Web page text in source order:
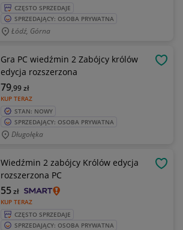
CZĘSTO SPRZEDAJE
SPRZEDAJĄCY: OSOBA PRYWATNA
Łódź, Górna
Gra PC wiedźmin 2 Zabójcy królów
edycja rozszerzona
KUP TERAZ
79,99zł
STAN: NOWY
SPRZEDAJĄCY: OSOBA PRYWATNA
Długołęka
Wiedźmin 2 zabójcy Królów edycja
rozszerzona PC
KUP TERAZ
55zł
CZĘSTO SPRZEDAJE
SPRZEDAJĄCY: OSOBA PRYWATNA